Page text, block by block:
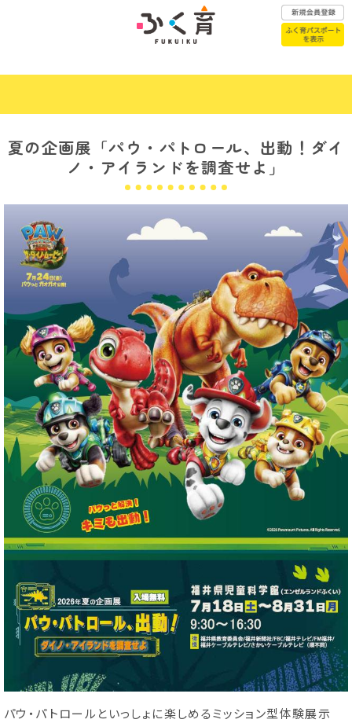
ふく育パスポートはこちら
こどもの医療
子育て
相談窓口
一時預かり
年代別子育て
お悩みQ&A
幼稚園・保育園
認定こども園
育休・再就職
サポート
ひとり親・
養育支援情報
こどもの
遊び場
子育て
特集記事
従業員応援企業 ふく育応援団への登録
（事業者様向け）
夏の企画展「パウ・パトロール、出動！ダイ
ノ・アイランドを調査せよ」
パウ・パトロールといっしょに楽しめるミッション型体験展示